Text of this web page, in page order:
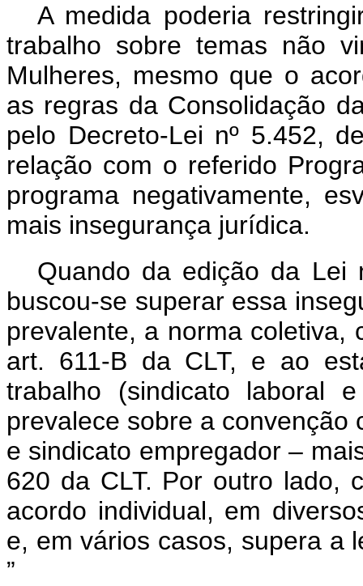
A medida poderia
trabalho sobre temas não
Mulheres, mesmo que o
as regras da Consolidação
pelo Decreto-Lei nº 5.452,
relação com o referido
programa negativamente,
mais insegurança jurídica.
Quando da edição da Lei
buscou-se superar essa
prevalente, a norma coletiva,
art. 611-B da CLT, e ao
trabalho (sindicato laboral
prevalece sobre a convenção
e sindicato empregador –
620 da CLT. Por outro lado,
acordo individual, em
e, em vários casos, supera a
”